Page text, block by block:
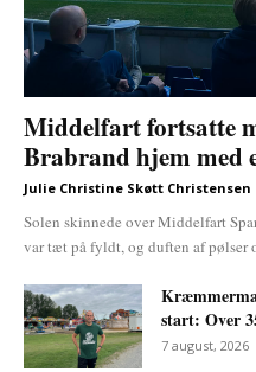
Middelfart fortsatte
Brabrand hjem med
Julie Christine Skøtt Christensen
Solen skinnede over Middelfart
var tæt på fyldt, og duften af
start: Over
7 august, 2026